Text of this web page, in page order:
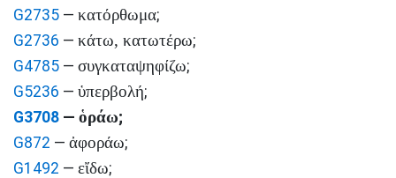
G2735 — κατόρθωμα;
G2736 — κάτω, κατωτέρω;
G4785 — συγκαταψηφίζω;
G5236 — ὑπερβολή;
G3708 — ὁράω;
G872 — ἀφοράω;
G1492 — εἴδω;